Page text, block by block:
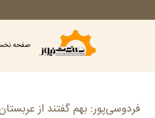
صفحه
فردوسی‌پور: بهم گفتند از